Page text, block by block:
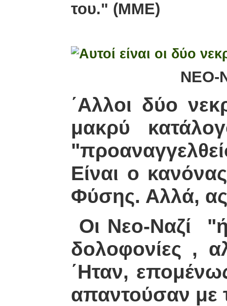
του." (ΜΜΕ)
ΝΕΟ-
΄Αλλοι δύο
μακρύ
Είναι ο
Φύσης. Αλλά,
Οι Νεο-Ναζί
δολοφονίες ,
΄Ηταν,
απαντούσαν με